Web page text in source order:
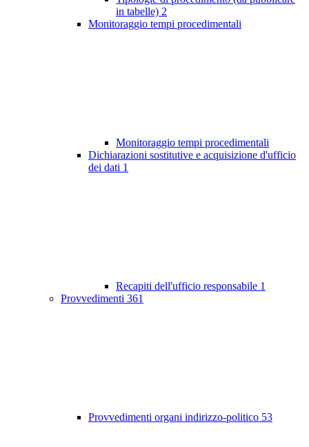
in tabelle) 2
Monitoraggio tempi procedimentali
Monitoraggio tempi procedimentali
Dichiarazioni sostitutive e acquisizione d'ufficio
dei dati 1
Recapiti dell'ufficio responsabile 1
Provvedimenti 361
Provvedimenti organi indirizzo-politico 53